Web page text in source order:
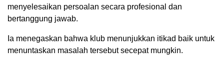
menyelesaikan persoalan secara profesional dan
bertanggung jawab.
Ia menegaskan bahwa klub menunjukkan itikad baik untuk
menuntaskan masalah tersebut secepat mungkin.